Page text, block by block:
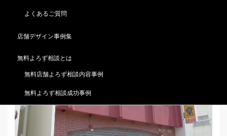
よくあるご質問
店舗デザイン事例集
無料よろず相談とは
無料店舗よろず相談内容事例
無料よろず相談成功事例